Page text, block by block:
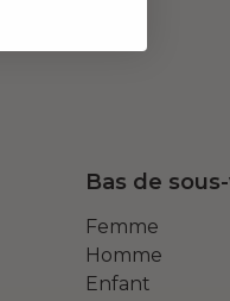
Bas de
Femme
Homme
Enfant